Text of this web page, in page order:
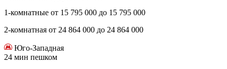
1-комнатные от 15 795 000 до 15 795 000
2-комнатная от 24 864 000 до 24 864 000
Юго-Западная
24 мин пешком